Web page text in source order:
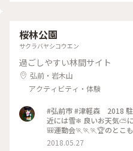
桜林公園
サクラバヤシコウエン
過ごしやすい林間サイト
弘前・岩木山
アクティビティ・体験
#弘前市 #津軽森 2018
近には雪❄ 良いお天気⛅
🎒運動会🏃🏃🏃🏆のとこ
🏃
2018.05.27